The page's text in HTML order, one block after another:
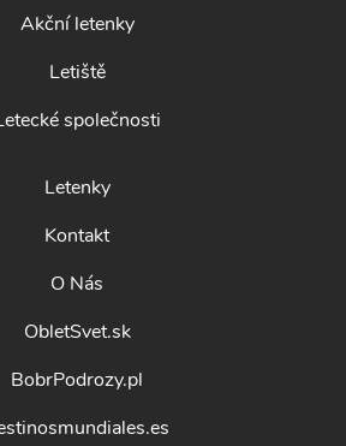
Akční letenky
Letiště
společnosti
Letenky
Kontakt
O Nás
ObletSvet.sk
BobrPodrozy.pl